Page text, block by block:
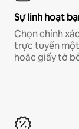
Sự linh hoạt
Chọn chính
trực tuyến
hoặc giấy tờ